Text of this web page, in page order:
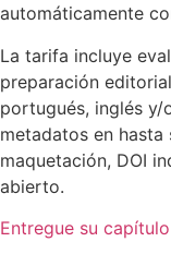
automáticamente
La tarifa incluye
preparación
portugués, inglés y/
metadatos en
maquetación, DOI
abierto.
Entregue su capítulo